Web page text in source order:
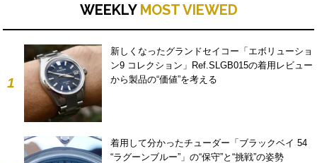
WEEKLY MOST VIEWED
1
新しくなったグランドセイコー「エボリューショ
ン9 コレクション」Ref.SLGB015の着用レビュー
から製品の“価値”を考える
着用して分かったチューダー「ブラックベイ 54
“ラグーンブルー”」の“保守”と“挑戦”の姿勢